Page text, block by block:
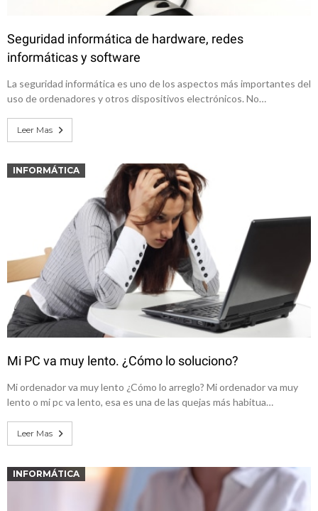
Seguridad informática de hardware, redes
informáticas y software
La seguridad informática es uno de los aspectos más importantes del
uso de ordenadores y otros dispositivos electrónicos. No…
Leer Mas
INFORMÁTICA
Mi PC va muy lento. ¿Cómo lo soluciono?
Mi ordenador va muy lento ¿Cómo lo arreglo? Mi ordenador va muy
lento o mi pc va lento, esa es una de las quejas más habitua…
Leer Mas
INFORMÁTICA